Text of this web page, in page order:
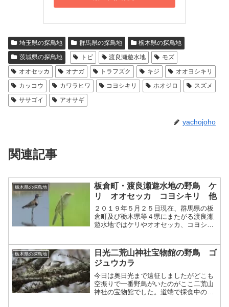
埼玉県の探鳥地 群馬県の探鳥地
栃木県の探鳥地
茨城県の探鳥地
トビ 渡良瀬遊水地
モズ
オオセッカ
オナガ トラフズク キジ
オオヨシキリ
カッコウ
カワラヒワ コヨシキリ ホオジロ
スズメ
ササゴイ
アオサギ
yachojoho
関連記事
栃木県の探鳥地
板倉町・渡良瀬遊水地の野鳥 ケ
リ オオセッカ コヨシキリ 他
２０１９年５月２５日現在、群馬県の板
倉町及び栃木県等４県にまたがる渡良瀬
遊水地ではケリやオオセッカ、コヨシキ
栃木県の探鳥地
日光二荒山神社宝物館の野鳥 ゴ
ジュウカラ
今日は奥日光まで遠征しましたがどこも
空振りで一番野鳥がいたのがここ二荒山
神社の宝物館でした。道端で採食中のヤ